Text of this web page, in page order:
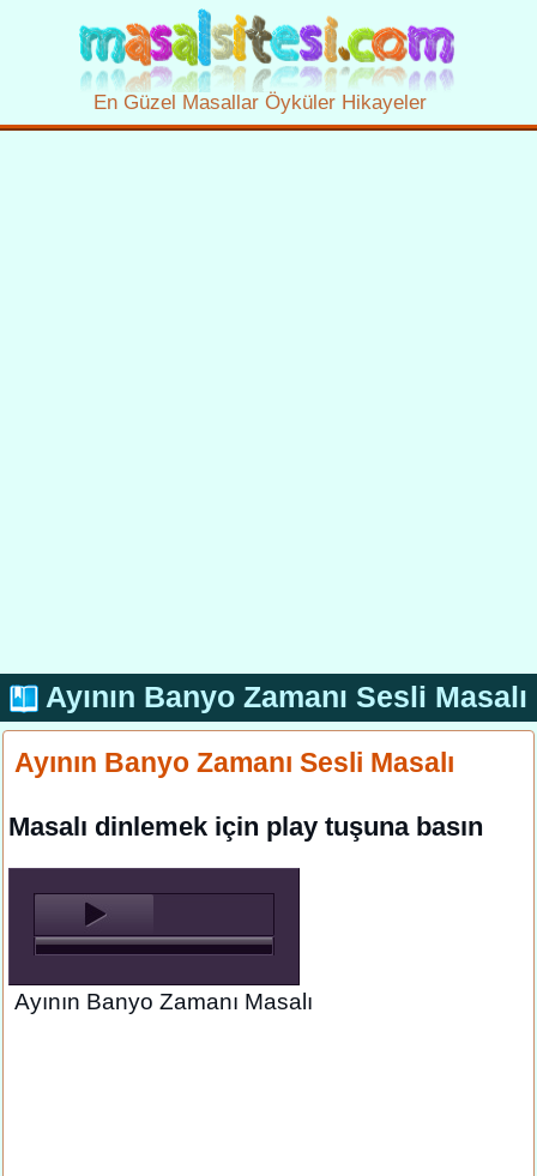
En Güzel Masallar Öyküler Hikayeler
Ayının Banyo Zamanı Sesli Masalı
Ayının Banyo Zamanı Sesli Masalı
Masalı dinlemek için play tuşuna basın
Ayının Banyo Zamanı Masalı